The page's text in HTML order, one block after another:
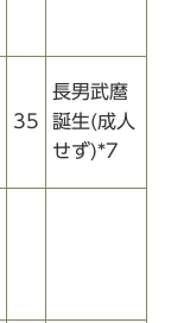
35
長男武麿
誕生(成人
せず)*7